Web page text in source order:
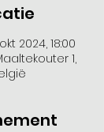
2024, 18:00
1,